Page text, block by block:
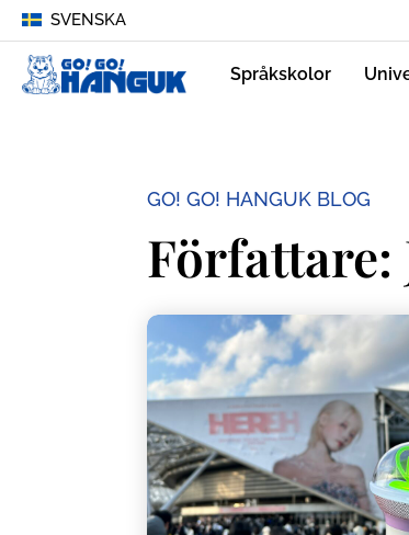
SVENSKA
Språkskolor
GO! GO! HANGUK BLOG
Författare: